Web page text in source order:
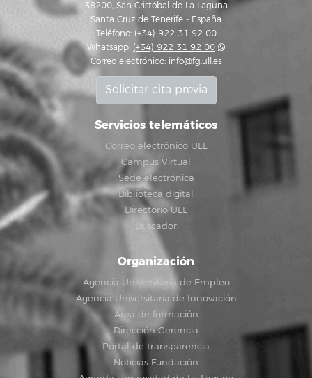
38200, San Cristóbal de La Laguna
Santa Cruz de Tenerife - España
Teléfono: (+34) 922 31 92 00
Whatsapp: (+34) 922 31 92 00
Correo electrónico: info@fg.ull.es
Solicitar cita previa
Servicios telemáticos
Correo electrónico ULL
Campus Virtual
Sede electrónica
Biblioteca digital
Directorio ULL
Buscador
Organización
Agencia Universitaria de Empleo
Agencia Universitaria de Innovación
Área de formación
Dirección Gerencia
Portal de transparencia
Noticias Fundación